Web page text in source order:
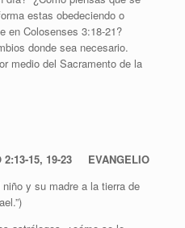
estas obedeciendo o
en Colosenses 3:18-21?
donde sea necesario.
medio del Sacramento de la
15, 19-23 EVANGELIO
y su madre a la tierra de